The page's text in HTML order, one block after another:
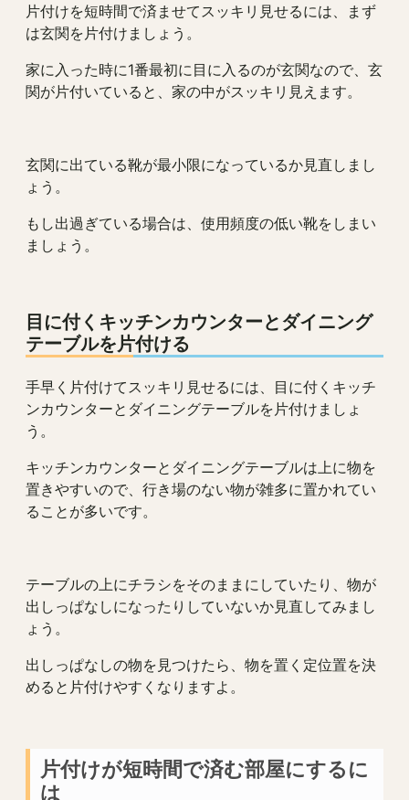
片付けを短時間で済ませてスッキリ見せるには、まず
は玄関を片付けましょう。
家に入った時に1番最初に目に入るのが玄関なので、玄
関が片付いていると、家の中がスッキリ見えます。
玄関に出ている靴が最小限になっているか見直しまし
ょう。
もし出過ぎている場合は、使用頻度の低い靴をしまい
ましょう。
目に付くキッチンカウンターとダイニング
テーブルを片付ける
手早く片付けてスッキリ見せるには、目に付くキッチ
ンカウンターとダイニングテーブルを片付けましょ
う。
キッチンカウンターとダイニングテーブルは上に物を
置きやすいので、行き場のない物が雑多に置かれてい
ることが多いです。
テーブルの上にチラシをそのままにしていたり、物が
出しっぱなしになったりしていないか見直してみまし
ょう。
出しっぱなしの物を見つけたら、物を置く定位置を決
めると片付けやすくなりますよ。
片付けが短時間で済む部屋にするに
は